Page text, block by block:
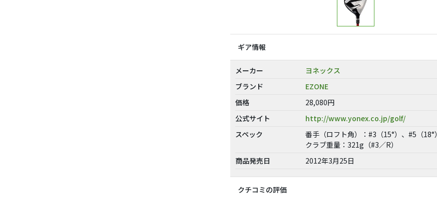
ギア情報
メーカー
ヨネックス
ブランド
EZONE
価格
28,080円
公式サイト
http://www.yonex.co.jp/golf/
スペック
番手（ロフト角）：#3（15°）、#5（18°）
クラブ重量：321g（#3／R）
商品発売日
2012年3月25日
クチコミの評価